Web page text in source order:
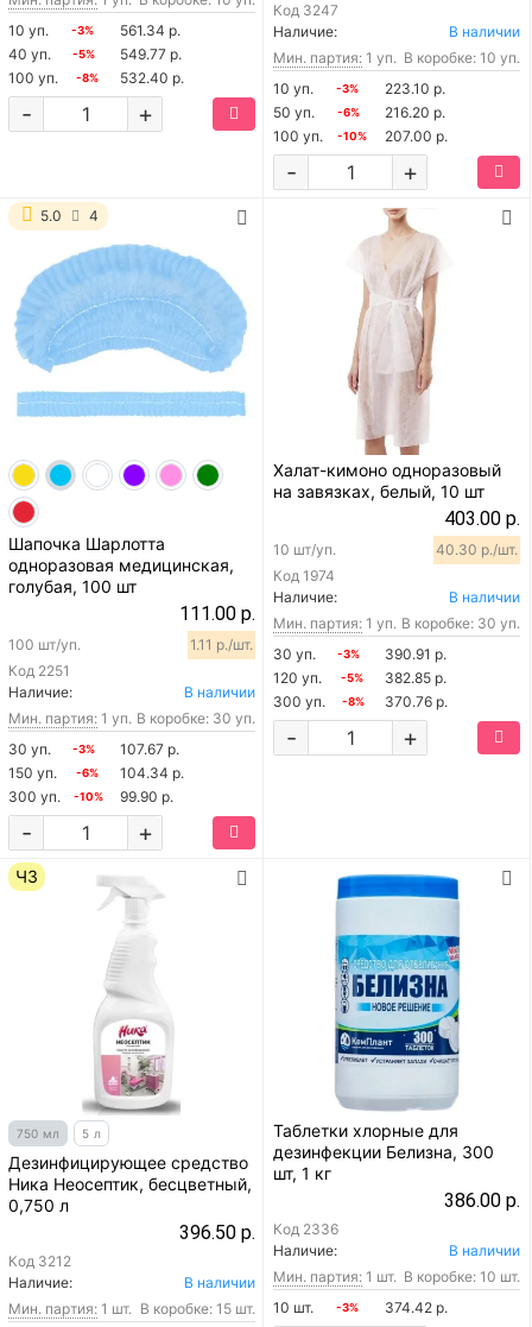
10 уп.
-3%
561.34 р.
40 уп.
-5%
549.77 р.
100 уп.
-8% 532.40 р.
+
-
Код 3247
Наличие:
В наличии
Мин. партия: 1 уп. В коробке: 10 уп.
10 уп.
-3%
223.10 р.
50 уп.
-6%
216.20 р.
100 уп.
-10% 207.00 р.
+
-
5.0 4
Шапочка Шарлотта
одноразовая медицинская,
голубая, 100 шт
111.00 р.
Код 2251
100 шт/уп. 1.11 р./шт.
Наличие:
В наличии
Мин. партия: 1 уп. В коробке: 30 уп.
30 уп.
-3%
107.67 р.
150 уп.
-6%
104.34 р.
300 уп.
-10% 99.90 р.
+
-
Халат-кимоно одноразовый
на завязках, белый, 10 шт
403.00 р.
Код 1974
10 шт/уп. 40.30 р./шт.
Наличие:
В наличии
Мин. партия: 1 уп. В коробке: 30 уп.
30 уп.
-3%
390.91 р.
120 уп.
-5%
382.85 р.
300 уп.
-8% 370.76 р.
+
-
ЧЗ
750 мл 5 л
Дезинфицирующее средство
Ника Неосептик, бесцветный,
0,750 л
396.50 р.
Код 3212
Наличие:
В наличии
Мин. партия: 1 шт. В коробке: 15 шт.
Таблетки хлорные для
дезинфекции Белизна, 300
шт, 1 кг
386.00 р.
Код 2336
Наличие:
В наличии
Мин. партия: 1 шт. В коробке: 10 шт.
10 шт.
-3% 374.42 р.